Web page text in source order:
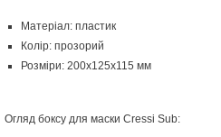
Матеріал: пластик
Колір: прозорий
Розміри: 200х125х115 мм
Огляд боксу для маски Cressi Sub: